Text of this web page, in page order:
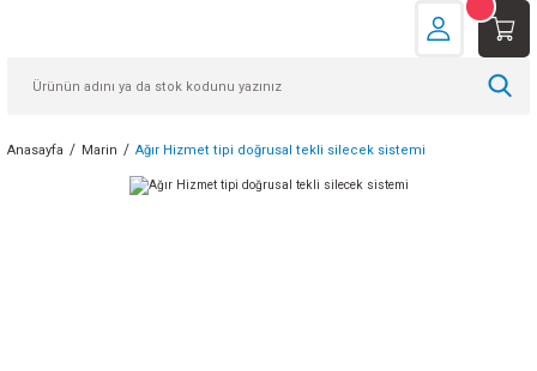
Anasayfa Marin Ağır Hizmet tipi doğrusal tekli silecek sistemi